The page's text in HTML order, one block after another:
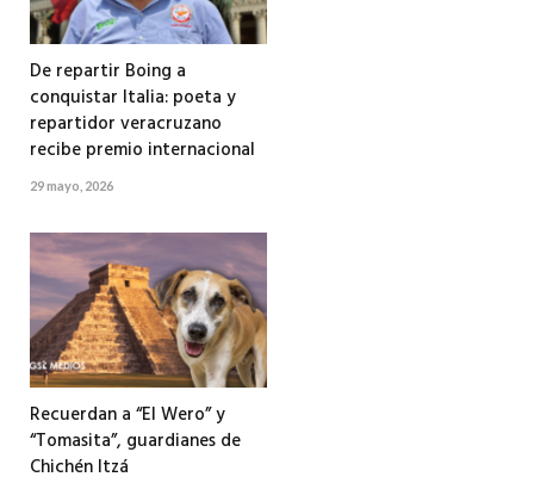
De repartir Boing a
conquistar Italia: poeta y
repartidor veracruzano
recibe premio internacional
29 mayo, 2026
Recuerdan a “El Wero” y
“Tomasita”, guardianes de
Chichén Itzá